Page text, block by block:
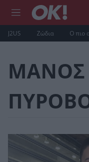
J2US Ζώδια Ο πιο
ΜΑΝΟΣ